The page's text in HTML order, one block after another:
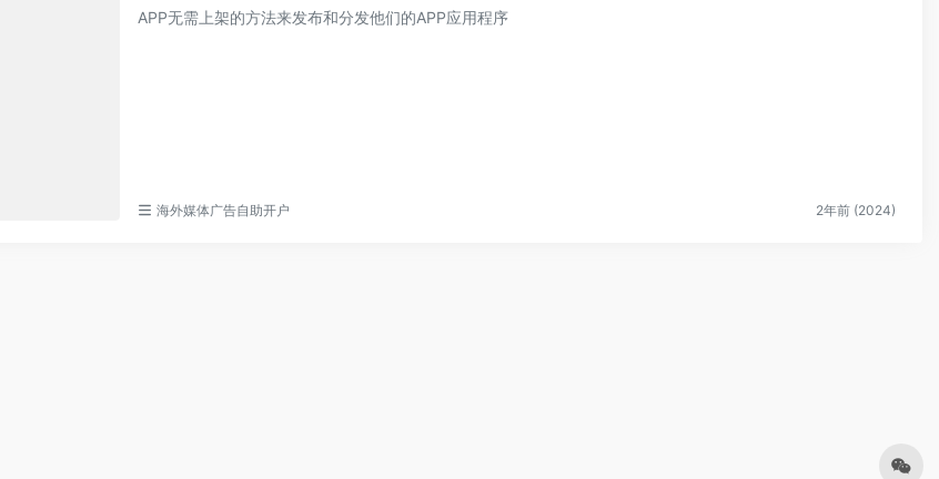
APP无需上架的方法来发布和分发他们的APP应用程序
海外媒体广告自助开户 2年前 (2024)